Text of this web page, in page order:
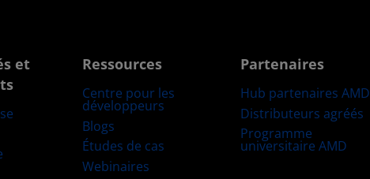
et
Ressources
Centre pour les
développeurs
Blogs
Études de cas
Webinaires
Partenaires
Hub partenaires AMD
Distributeurs agréés
Programme
universitaire AMD